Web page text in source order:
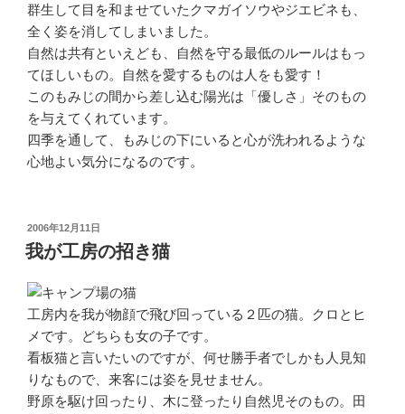
群生して目を和ませていたクマガイソウやジエビネも、
全く姿を消してしまいました。
自然は共有といえども、自然を守る最低のルールはもっ
てほしいもの。自然を愛するものは人をも愛す！
このもみじの間から差し込む陽光は「優しさ」そのもの
を与えてくれています。
四季を通して、もみじの下にいると心が洗われるような
心地よい気分になるのです。
投
稿
日:
2006年12月11日
我が工房の招き猫
工房内を我が物顔で飛び回っている２匹の猫。クロとヒ
メです。どちらも女の子です。
看板猫と言いたいのですが、何せ勝手者でしかも人見知
りなもので、来客には姿を見せません。
野原を駆け回ったり、木に登ったり自然児そのもの。田